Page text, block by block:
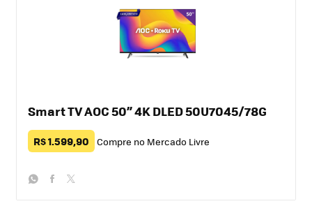
Smart TV AOC 50” 4K DLED 50U7045/78G
R$ 1.599,90 Compre no Mercado Livre